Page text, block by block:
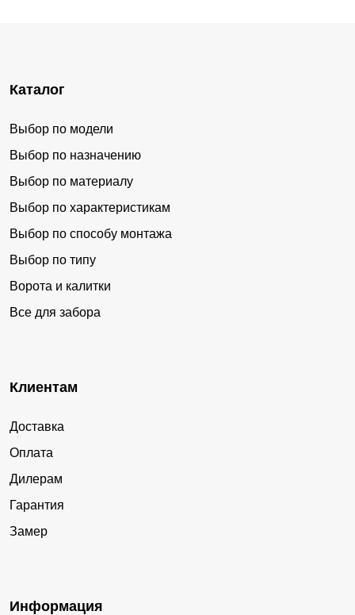
Каталог
Выбор по модели
Выбор по назначению
Выбор по материалу
Выбор по характеристикам
Выбор по способу монтажа
Выбор по типу
Ворота и калитки
Все для забора
Клиентам
Доставка
Оплата
Дилерам
Гарантия
Замер
Информация